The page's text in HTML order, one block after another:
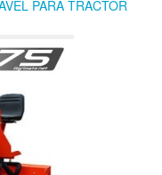
PARA TRACTOR